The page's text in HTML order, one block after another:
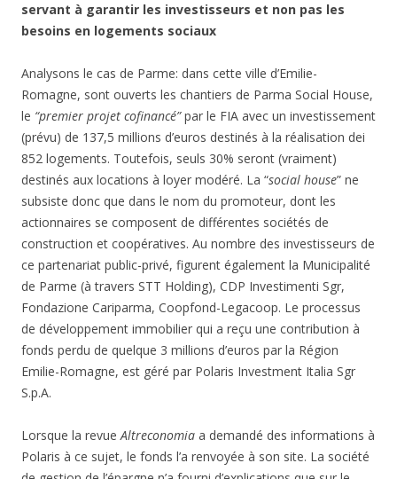
servant à garantir les investisseurs et non pas les
besoins en logements sociaux
Analysons le cas de Parme: dans cette ville d’Emilie-
Romagne, sont ouverts les chantiers de Parma Social House,
le “premier projet cofinancé”par le FIA avec un investissement
(prévu) de 137,5 millions d’euros destinés à la réalisation dei
852 logements. Toutefois, seuls 30% seront (vraiment)
destinés aux locations à loyer modéré. La “social house” ne
subsiste donc que dans le nom du promoteur, dont les
actionnaires se composent de différentes sociétés de
construction et coopératives. Au nombre des investisseurs de
ce partenariat public-privé, figurent également la Municipalité
de Parme (à travers STT Holding), CDP Investimenti Sgr,
Fondazione Cariparma, Coopfond-Legacoop. Le processus
de développement immobilier qui a reçu une contribution à
fonds perdu de quelque 3 millions d’euros par la Région
Emilie-Romagne, est géré par Polaris Investment Italia Sgr
S.p.A.
Lorsque la revueAltreconomia a demandé des informations à
Polaris à ce sujet, le fonds l’a renvoyée à son site. La société